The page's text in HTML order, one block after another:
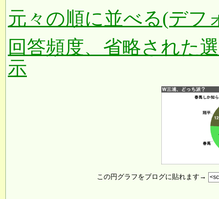
元々の順に並べる(デフ
回答頻度、省略された
示
この円グラフをブログに貼れます→